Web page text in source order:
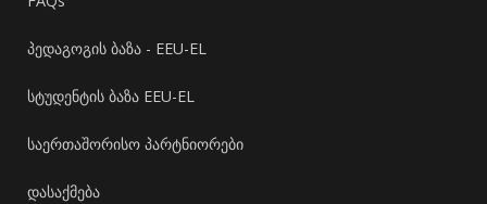
პედაგოგის ბაზა - EEU-EL
სტუდენტის ბაზა EEU-EL
საერთაშორისო პარტნიორები
დასაქმება